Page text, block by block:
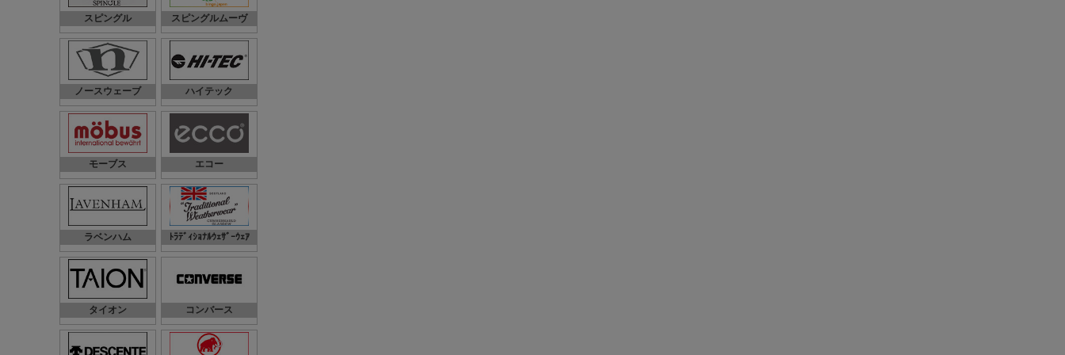
スピングル スピングルムーヴ
ノースウェーブ ハイテック
モーブス エコー
ラベンハム ﾄﾗﾃﾞｨｼｮﾅﾙｳｪｻﾞｰｳｪｱ
タイオン コンバース